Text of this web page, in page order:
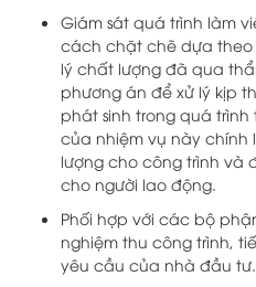
Giám sát quá trình làm
cách chặt chẽ dựa
lý chất lượng đã qua
phương án để xử lý kịp
phát sinh trong quá
của nhiệm vụ này
lượng cho công trình và
cho người lao động.
Phối hợp với các bộ
nghiệm thu công trình,
yêu cầu của nhà đầu tư.